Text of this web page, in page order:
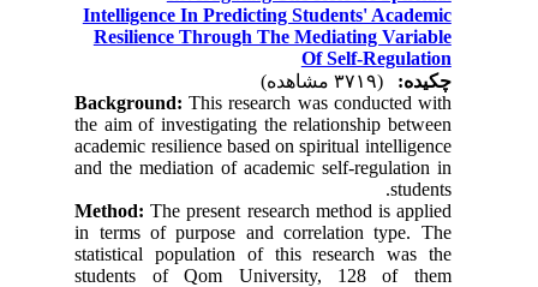
Intelligence In Predicting Students' Academic
Resilience Through The Mediating Variable
Of Self-Regulation
چکیده:
Background:This research was conducted with
the aim of investigating the relationship between
academic resilience based on spiritual intelligence
and the mediation of academic self-regulation in
students.
Method:The present research method is applied
in terms of purpose and correlation type. The
statistical population of this research was the
students of Qom University, 128 of them